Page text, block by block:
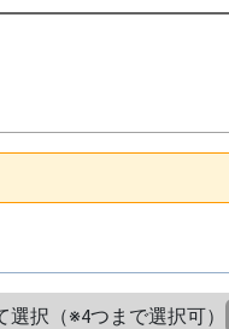
択（※4つまで選択可）